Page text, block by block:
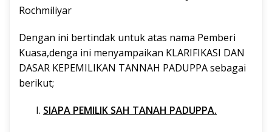
Rochmiliyar
Dengan ini bertindak untuk atas nama Pemberi
Kuasa,denga ini menyampaikan KLARIFIKASI DAN
DASAR KEPEMILIKAN TANNAH PADUPPA sebagai
berikut;
SIAPA PEMILIK SAH TANAH PADUPPA.